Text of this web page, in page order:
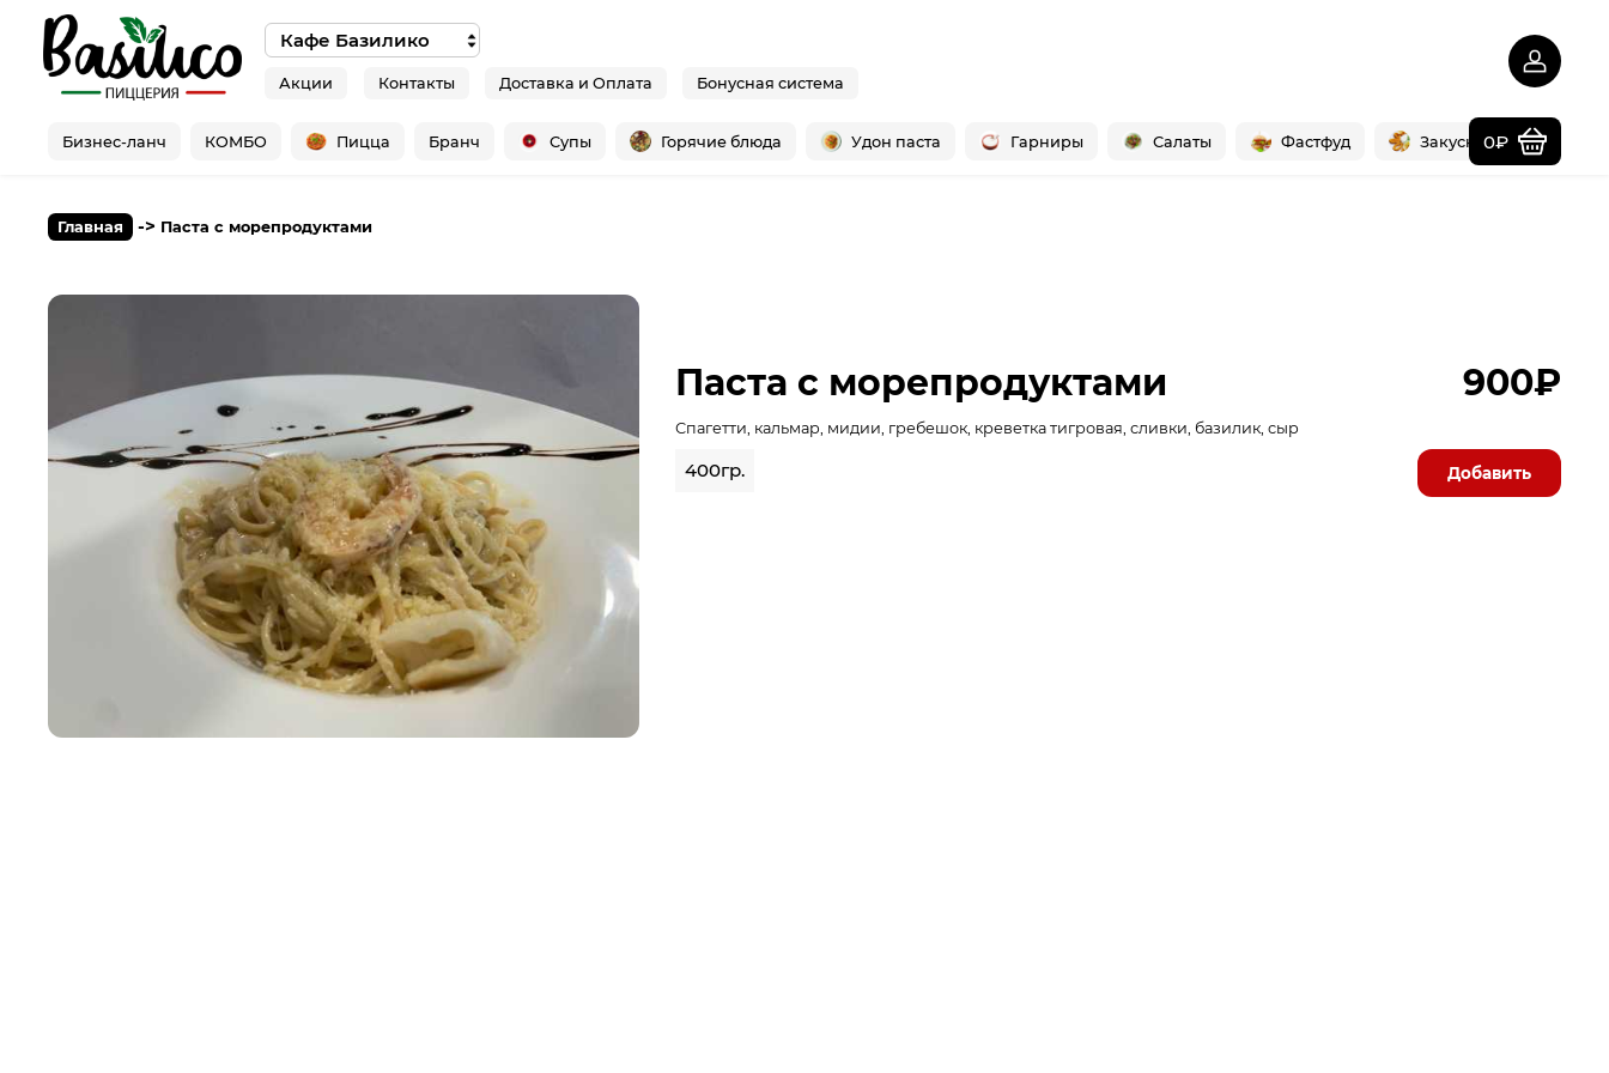
Акции Контакты Доставка и Оплата Бонусная система
Бизнес-ланч КОМБО Пицца Бранч Супы Горячие блюда Удон паста Гарниры Салаты Фастфуд Закуски0₽
Главная -> Паста с морепродуктами
Паста с морепродуктами 900₽
Спагетти, кальмар, мидии, гребешок, креветка тигровая, сливки, базилик, сыр
400гр. Добавить